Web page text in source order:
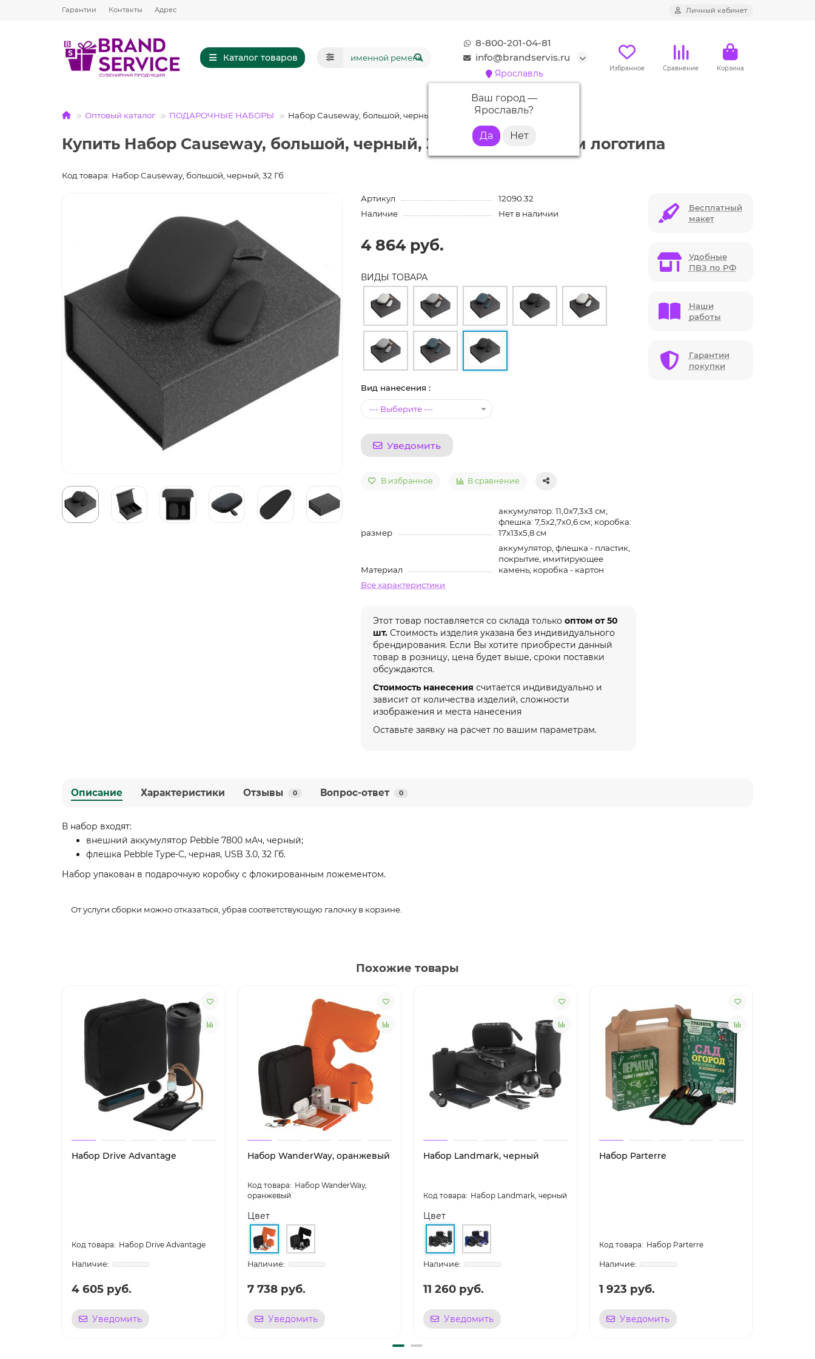
Гарантии Контакты Адрес Личный кабинет
Каталог товаров
8-800-201-04-81
info@brandservis.ru
Ярославль
Ваш город —
Ярославль?
Избранное Сравнение Корзина
Оптовый каталог ПОДАРОЧНЫЕ НАБОРЫ Набор Causeway, большой, черный, 32 Гб
Купить Набор Causeway, большой, черный, 32 Гб с нанесением логотипа
Код товара: Набор Causeway, большой, черный, 32 Гб
Артикул
12090.32
Наличие
Нет в наличии
4 864 руб.
ВИДЫ ТОВАРА
Вид нанесения :
Уведомить
В избранное В сравнение
размер
аккумулятор: 11,0x7,3x3 см;
флешка: 7,5х2,7х0,6 см; коробка:
17х13х5,8 см
Материал
аккумулятор, флешка - пластик,
покрытие, имитирующее
камень; коробка - картон
Все характеристики
Этот товар поставляется со склада толькооптом от 50
шт. Стоимость изделия указана без индивидуального
брендирования. Если Вы хотите приобрести данный
товар в розницу, цена будет выше, сроки поставки
обсуждаются.
Стоимость нанесения считается индивидуально и
зависит от количества изделий, сложности
изображения и места нанесения
Оставьте заявку на расчет по вашим параметрам.
Бесплатный
макет
Удобные
ПВЗ по РФ
Наши
работы
Гарантии
покупки
Описание Характеристики Отзывы 0 Вопрос-ответ 0
В набор входят:
внешний аккумулятор Pebble 7800 мАч, черный;
флешка Pebble Type-C, черная, USB 3.0, 32 Гб.
Набор упакован в подарочную коробку с флокированным ложементом.
От услуги сборки можно отказаться, убрав соответствующую галочку в корзине.
Похожие товары
Набор Drive Advantage
Набор Drive Advantage
4 605 руб.
Уведомить
Набор WanderWay, оранжевый
Набор WanderWay,
оранжевый
Цвет
7 738 руб.
Уведомить
Набор Landmark, черный
Набор Landmark, черный
Цвет
11 260 руб.
Уведомить
Набор Parterre
Набор Parterre
1 923 руб.
Уведомить